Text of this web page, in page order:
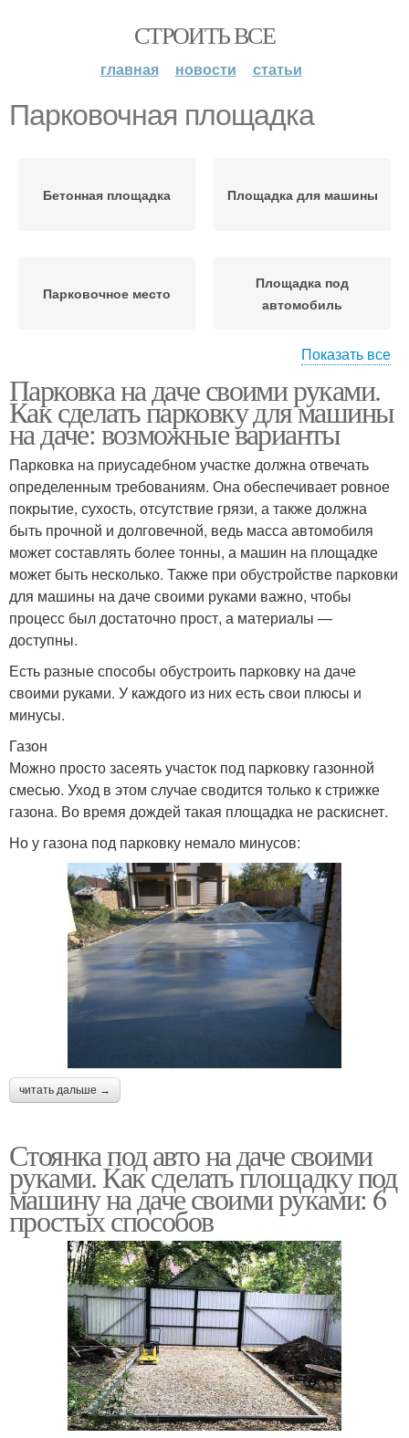
СТРОИТЬ ВСЕ
главная новости статьи
Парковочная площадка
Бетонная площадка Площадка для машины
Парковочное место
Площадка под
автомобиль
Площадки для машины Площадка для авто
Показать все
Парковка на даче своими руками.
Как сделать парковку для машины
на даче: возможные варианты
Парковка на приусадебном участке должна отвечать
определенным требованиям. Она обеспечивает ровное
покрытие, сухость, отсутствие грязи, а также должна
быть прочной и долговечной, ведь масса автомобиля
может составлять более тонны, а машин на площадке
может быть несколько. Также при обустройстве парковки
для машины на даче своими руками важно, чтобы
процесс был достаточно прост, а материалы —
доступны.
Есть разные способы обустроить парковку на даче
своими руками. У каждого из них есть свои плюсы и
минусы.
Газон
Можно просто засеять участок под парковку газонной
смесью. Уход в этом случае сводится только к стрижке
газона. Во время дождей такая площадка не раскиснет.
Но у газона под парковку немало минусов:
читать дальше →
Стоянка под авто на даче своими
руками. Как сделать площадку под
машину на даче своими руками: 6
простых способов